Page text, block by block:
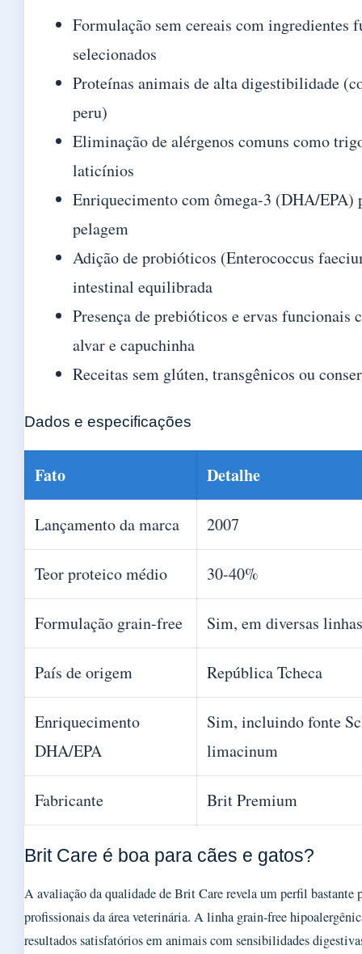
Formulação sem cereais com ingredientes
selecionados
Proteínas animais de alta digestibilidade
peru)
Eliminação de alérgenos comuns como
laticínios
Enriquecimento com ômega-3 (DHA/EPA)
pelagem
Adição de probióticos (Enterococcus
intestinal equilibrada
Presença de prebióticos e ervas funcionais
alvar e capuchinha
Receitas sem glúten, transgênicos ou
Dados e especificações
Fato Detalhe
Lançamento da marca 2007
Teor proteico médio 30-40%
Formulação grain-free Sim, em diversas linhas
País de origem República Tcheca
Enriquecimento
DHA/EPA
Sim, incluindo fonte
limacinum
Fabricante Brit Premium
Brit Care é boa para cães e gatos?
A avaliação da qualidade de Brit Care revela um perfil bastante
profissionais da área veterinária. A linha grain-free
resultados satisfatórios em animais com sensibilidades